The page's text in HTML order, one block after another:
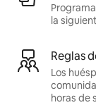
la
Reglas
Los
horas de